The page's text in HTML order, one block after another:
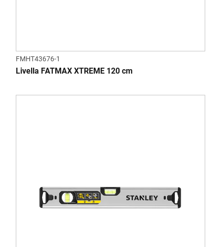
FMHT43676-1
Livella FATMAX XTREME 120 cm